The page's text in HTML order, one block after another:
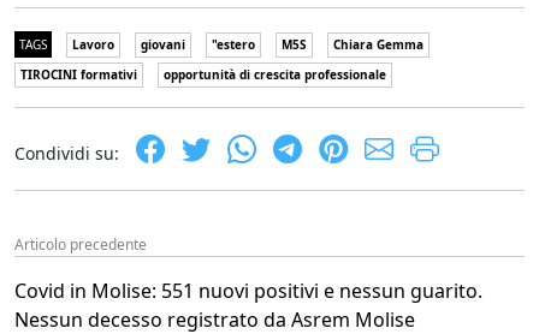
TAGS Lavoro giovani "estero M5S
Chiara Gemma
TIROCINI formativi
opportunità di crescita professionale
Condividi su:
Articolo precedente
Covid in Molise: 551 nuovi positivi e nessun guarito.
Nessun decesso registrato da Asrem Molise